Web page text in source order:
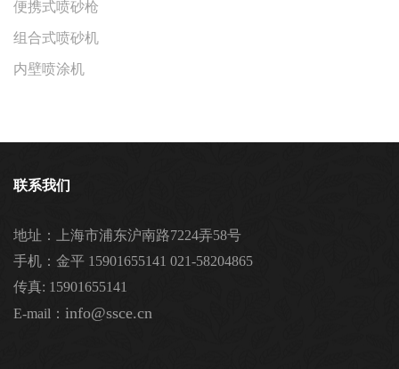
便携式喷砂枪
组合式喷砂机
内壁喷涂机
联系我们
地址：上海市浦东沪南路7224弄58号
手机：金平 15901655141 021-58204865
传真: 15901655141
E-mail： info@ssce.cn